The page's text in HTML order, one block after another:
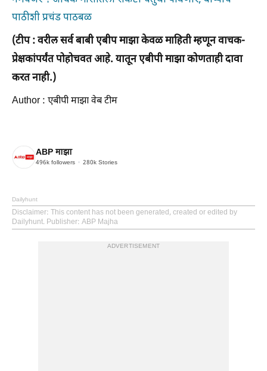
पाठीशी प्रचंड पाठबळ
(टीप : वरील सर्व बाबी एबीप माझा केवळ माहिती म्हणून वाचक-
प्रेक्षकांपर्यंत पोहोचवत आहे. यातून एबीपी माझा कोणताही दावा
करत नाही.)
Author : एबीपी माझा वेब टीम
ABP माझा
496k followers 280k Stories
Dailyhunt
Disclaimer: This content has not been generated, created or edited by
Dailyhunt. Publisher: ABP Majha
ADVERTISEMENT